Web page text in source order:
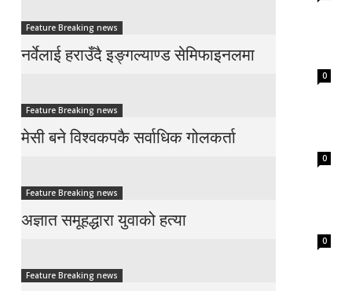
Feature Breaking news
नर्वेलाई हराउँदै इङ्गल्याण्ड सेमिफाइनलमा
0
Feature Breaking news
मेसी बने विश्वकपकै सर्वाधिक गोलकर्ता
0
Feature Breaking news
अज्ञात समूहद्धारा युवाको हत्या
0
Feature Breaking news